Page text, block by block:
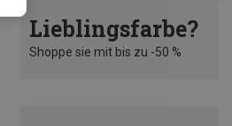
Lieblingsfarbe?
Shoppe sie mit bis zu -50 %